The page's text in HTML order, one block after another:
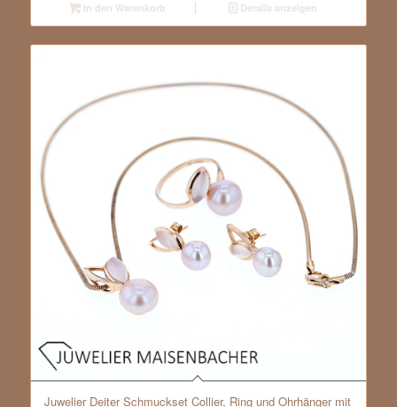
In den Warenkorb Details anzeigen
Juwelier Deiter Schmuckset Collier, Ring und Ohrhänger mit